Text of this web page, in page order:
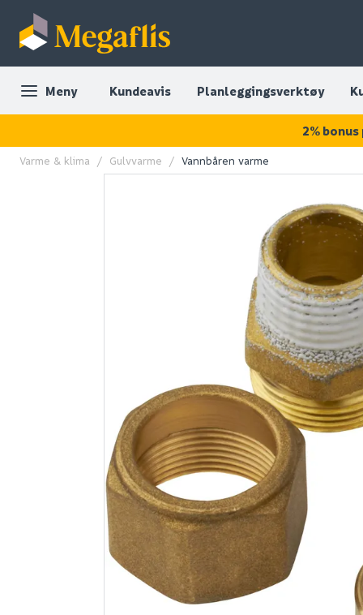
Meny Kundeavis Planleggingsverktøy
Uponor koblingssett
fpl-x 15mm x 1/2" 5-
pk
451
Nettlager:1-10 stk
Klikk & Hent
Roth
euro x 3/
58
Varme & klima Gulvvarme Vannbåren varme
2%